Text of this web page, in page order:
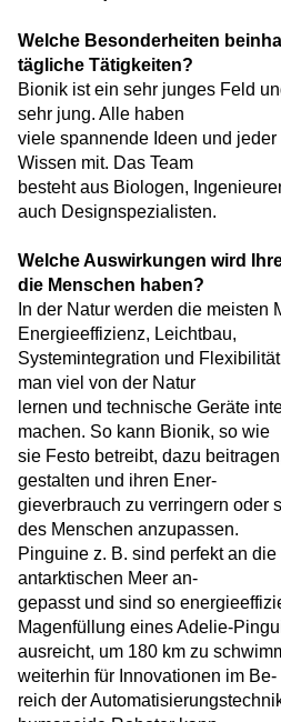
Welche Besonderheiten
tägliche Tätigkeiten?
Bionik ist ein sehr junges Feld
sehr jung. Alle haben
viele spannende Ideen und
Wissen mit. Das Team
besteht aus Biologen,
auch Designspezialisten.
Welche Auswirkungen wird
die Menschen haben?
In der Natur werden die meisten
Energieeffizienz, Leichtbau,
Systemintegration und
man viel von der Natur
lernen und technische Geräte
machen. So kann Bionik, so wie
sie Festo betreibt, dazu
gestalten und ihren Ener-
gieverbrauch zu verringern oder
des Menschen anzupassen.
Pinguine z. B. sind perfekt an
antarktischen Meer an-
gepasst und sind so
Magenfüllung eines Adelie-
ausreicht, um 180 km zu
weiterhin für Innovationen im Be-
reich der